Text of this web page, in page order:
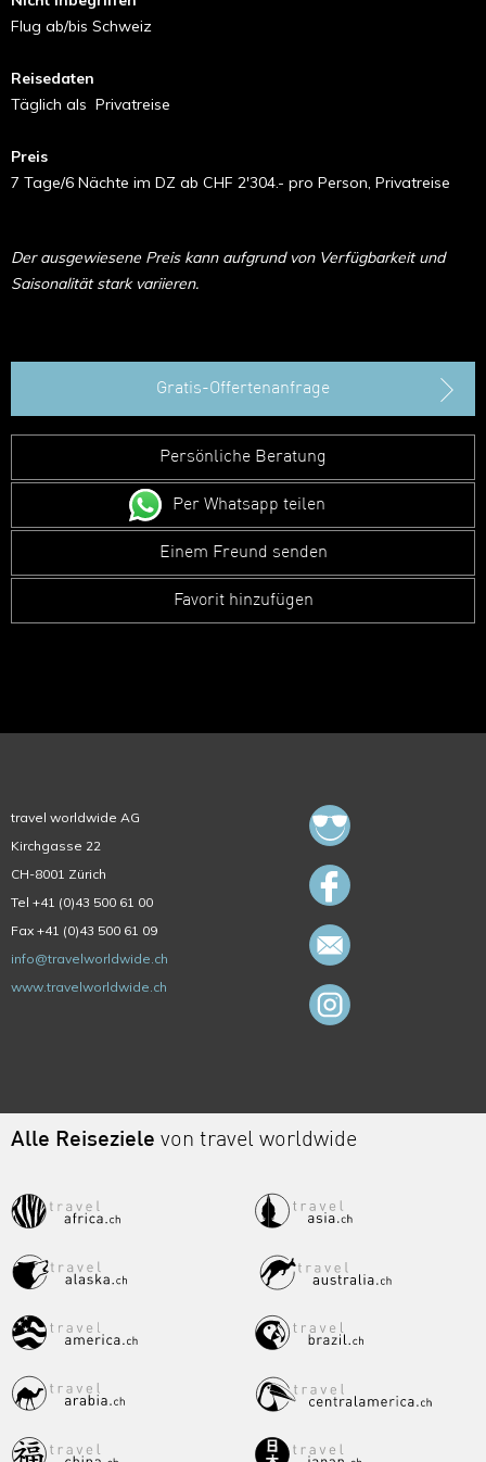
Flug ab/bis Schweiz
Reisedaten
Täglich als Privatreise
Preis
7 Tage/6 Nächte im DZ ab CHF 2'304.- pro Person, Privatreise
Der ausgewiesene Preis kann aufgrund von Verfügbarkeit und
Saisonalität stark variieren.
Gratis-Offertenanfrage
Persönliche Beratung
Per Whatsapp teilen
Einem Freund senden
Favorit hinzufügen
travel worldwide AG
Kirchgasse 22
CH-8001 Zürich
Tel +41 (0)43 500 61 00
Fax +41 (0)43 500 61 09
info@travelworldwide.ch
www.travelworldwide.ch
Alle Reiseziele von travel worldwide